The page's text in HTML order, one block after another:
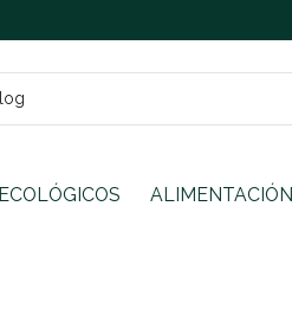
ECOLÓGICOS ALIMENTACIÓN